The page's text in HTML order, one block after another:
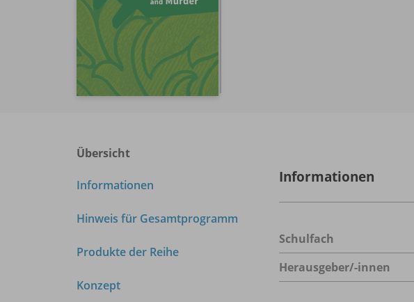
Übersicht
Informationen
Hinweis für Gesamtprogramm
Produkte der Reihe
Konzept
Informationen
Schulfach
Herausgeber/-innen